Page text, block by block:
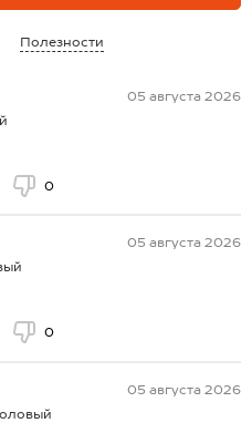
Полезности
05 августа 2026
0
05 августа 2026
0
05 августа 2026